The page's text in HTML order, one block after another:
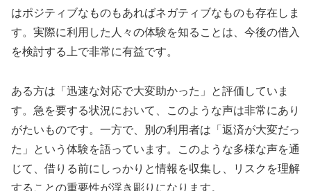
はポジティブなものもあればネガティブなものも存在しま
す。実際に利用した人々の体験を知ることは、今後の借入
を検討する上で非常に有益です。
ある方は「迅速な対応で大変助かった」と評価していま
す。急を要する状況において、このような声は非常にあり
がたいものです。一方で、別の利用者は「返済が大変だっ
た」という体験を語っています。このような多様な声を通
じて、借りる前にしっかりと情報を収集し、リスクを理解
することの重要性が浮き彫りになります。